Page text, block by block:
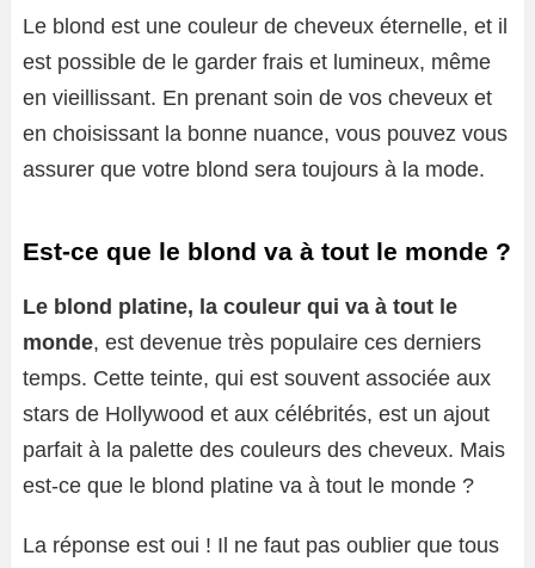
Le blond est une couleur de cheveux éternelle, et il
est possible de le garder frais et lumineux, même
en vieillissant. En prenant soin de vos cheveux et
en choisissant la bonne nuance, vous pouvez vous
assurer que votre blond sera toujours à la mode.
Est-ce que le blond va à tout le monde ?
Le blond platine, la couleur qui va à tout le
monde, est devenue très populaire ces derniers
temps. Cette teinte, qui est souvent associée aux
stars de Hollywood et aux célébrités, est un ajout
parfait à la palette des couleurs des cheveux. Mais
est-ce que le blond platine va à tout le monde ?
La réponse est oui ! Il ne faut pas oublier que tous